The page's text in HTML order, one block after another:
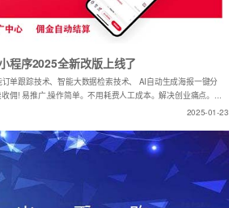
程序2025全新改版上线了
单跟踪技术、智能大数据检索技术、 AI自动生成海报一键分
佣! 易推广,操作简单。不用耗费人工成本。解决创业痛点。...
2025-01-23